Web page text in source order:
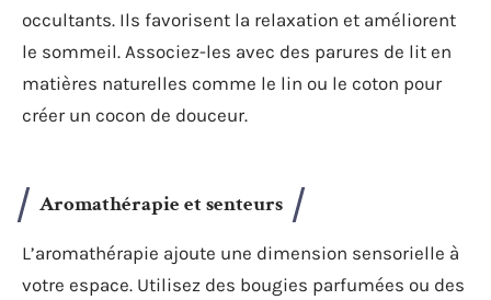
occultants. Ils favorisent la relaxation et améliorent
le sommeil. Associez-les avec des parures de lit en
matières naturelles comme le lin ou le coton pour
créer un cocon de douceur.
Aromathérapie et senteurs
L’aromathérapie ajoute une dimension sensorielle à
votre espace. Utilisez des bougies parfumées ou des